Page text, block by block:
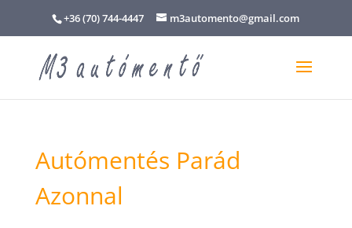
+36 (70) 744-4447 m3automento@gmail.com
Autómentés Parád
Azonnal